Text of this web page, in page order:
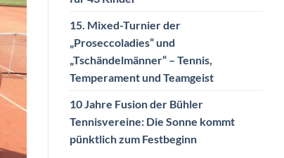
15. Mixed-Turnier der
„Proseccoladies“ und
„Tschändelmänner“ – Tennis,
Temperament und Teamgeist
10 Jahre Fusion der Bühler
Tennisvereine: Die Sonne kommt
pünktlich zum Festbeginn